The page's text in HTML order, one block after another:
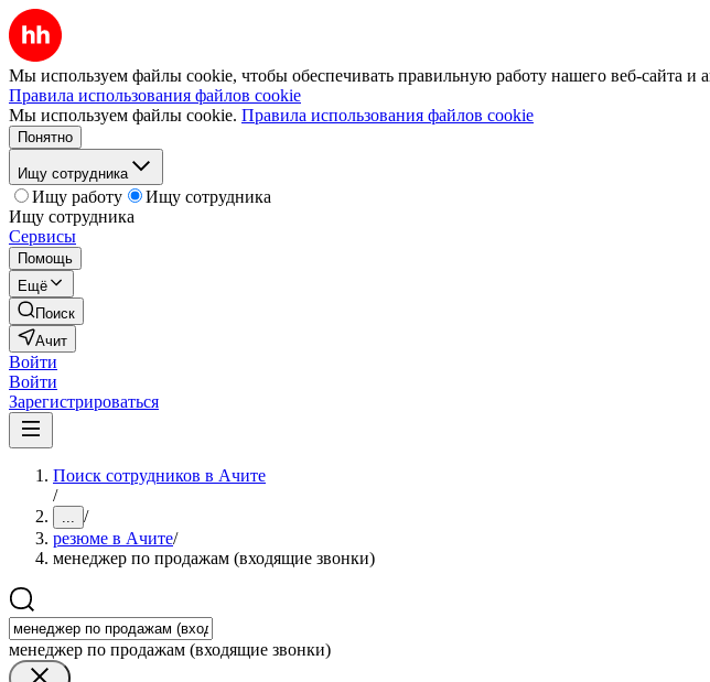
Мы используем файлы cookie, чтобы обеспечивать правильную работу нашего веб-сайта и
Правила использования файлов cookie
Мы используем файлы cookie. Правила использования файлов cookie
Понятно
Ищу сотрудника
Ищу работу
Ищу сотрудника
Ищу сотрудника
Сервисы
Помощь
Ещё
Поиск
Ачит
Войти
Войти
Зарегистрироваться
Поиск сотрудников в Ачите
/
... /
резюме в Ачите/
менеджер по продажам (входящие звонки)
менеджер по продажам (входящие звонки)